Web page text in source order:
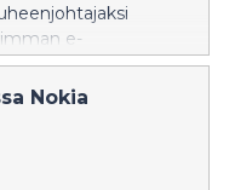
e-
Yli 25
johtamisesta ja
kykyä toteuttaa
Nokia